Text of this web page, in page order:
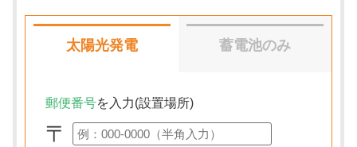
太陽光発電 蓄電池のみ
郵便番号を入力(設置場所)
〒